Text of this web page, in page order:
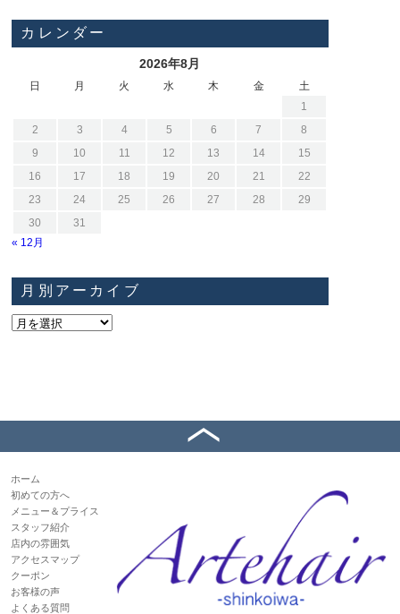
カレンダー
2026年8月
日 月 火 水 木 金
土
1
2
3 4 5 6 7
8
9
10 11 12 13 14
15
16
17 18 19 20 21
22
23
24 25 26 27 28
29
30
31
« 12月
月別アーカイブ
ホーム
初めての方へ
メニュー＆プライス
スタッフ紹介
店内の雰囲気
アクセスマップ
クーポン
お客様の声
よくある質問